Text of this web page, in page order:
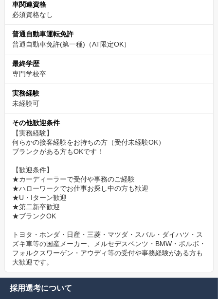
車関連資格
必須資格なし
普通自動車運転免許
普通自動車免許(第一種)（AT限定OK）
最終学歴
専門学校卒
実務経験
未経験可
その他歓迎条件
【実務経験】
何らかの接客経験をお持ちの方（受付未経験OK）
ブランクがある方もOKです！
【歓迎条件】
★カーディーラーで受付や事務のご経験
★ハローワークでお仕事お探し中の方も歓迎
★U・Iターン歓迎
★第二新卒歓迎
★ブランクOK
トヨタ・ホンダ・日産・三菱・マツダ・スバル・ダイハツ・ス
ズキ車等の国産メーカー、メルセデスベンツ・BMW・ボルボ・
フォルクスワーゲン・アウディ等の受付や事務経験がある方も
大歓迎です。
採用選考について